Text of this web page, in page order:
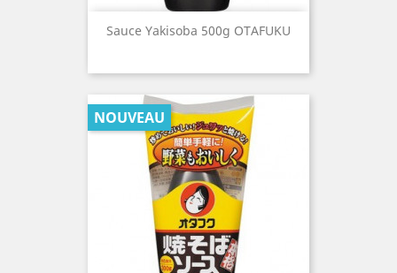
Sauce Yakisoba 500g OTAFUKU
NOUVEAU